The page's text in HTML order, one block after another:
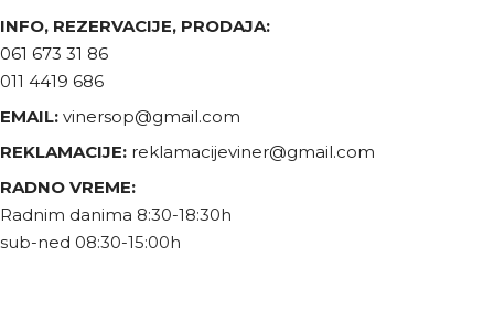
INFO, REZERVACIJE, PRODAJA:
061 673 31 86
011 4419 686
EMAIL: vinersop@gmail.com
REKLAMACIJE: reklamacijeviner@gmail.com
RADNO VREME:
Radnim danima 8:30-18:30h
sub-ned 08:30-15:00h